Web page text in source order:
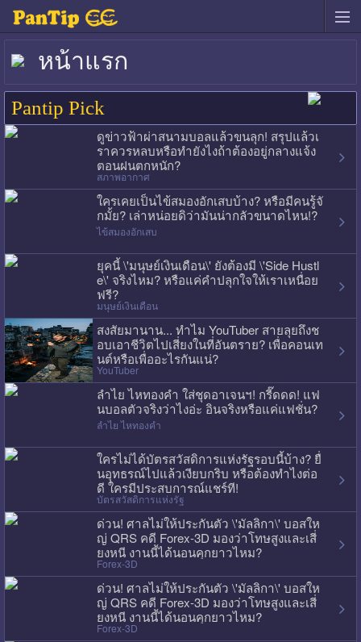
หน้าแรก
Pantip Pick
ดูข่าวฟ้าผ่าสนามบอลแล้วขนลุก! สรุปแล้วเ
ราควรหลบหรือทำยังไงถ้าต้องอยู่กลางแจ้ง
ตอนฝนตกหนัก?
สภาพอากาศ
ใครเคยเป็นไข้สมองอักเสบบ้าง? หรือมีคนรู้จั
กมั้ย? เล่าหน่อยดิว่ามันน่ากลัวขนาดไหน!?
ไข้สมองอักเสบ
ยุคนี้ \'มนุษย์เงินเดือน\' ยังต้องมี \'Side Hustl
e\' จริงไหม? หรือแค่คำปลุกใจให้เราเหนื่อย
ฟรี?
มนุษย์เงินเดือน
สงสัยมานาน... ทำไม YouTuber สายลุยถึงช
อบเอาชีวิตไปเสี่ยงในที่อันตราย? เพื่อคอนเท
นต์หรือเพื่ออะไรกันแน่?
YouTuber
ลำไย ไหทองคำ ใส่ชุดอาเจนฯ! กรี๊ดดด! แฟ
นบอลตัวจริงว่าไงอ่ะ อินจริงหรือแค่แฟชั่น?
ลำไย ไหทองคำ
ใครไม่ได้บัตรสวัสดิการแห่งรัฐรอบนี้บ้าง? ยื่
นอุทธรณ์ไปแล้วเงียบกริบ หรือต้องทำไงต่อ
ดี ใครมีประสบการณ์แชร์ที!
บัตรสวัสดิการแห่งรัฐ
ด่วน! ศาลไม่ให้ประกันตัว \'มัลลิกา\' บอสให
ญ่ QRS คดี Forex-3D มองว่าโทษสูงและเสี่
ยงหนี งานนี้ได้นอนคุกยาวไหม?
Forex-3D
ด่วน! ศาลไม่ให้ประกันตัว \'มัลลิกา\' บอสให
ญ่ QRS คดี Forex-3D มองว่าโทษสูงและเสี่
ยงหนี งานนี้ได้นอนคุกยาวไหม?
Forex-3D